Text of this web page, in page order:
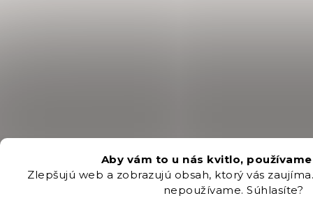
Aby vám to u nás kvitlo,
Zlepšujú web a zobrazujú obsah, ktorý vás
nepoužívame. Súhlasíte?